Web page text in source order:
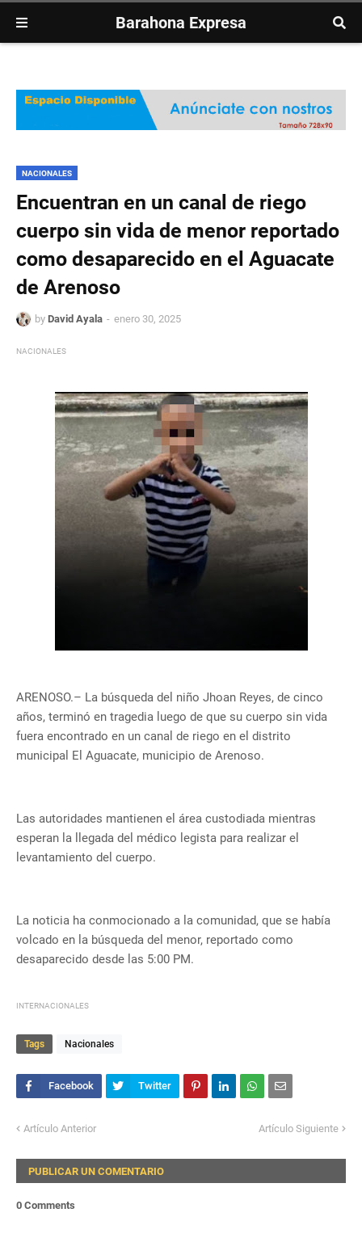
Barahona Expresa
NACIONALES
Encuentran en un canal de riego
cuerpo sin vida de menor reportado
como desaparecido en el Aguacate
de Arenoso
by David Ayala enero 30, 2025
NACIONALES
ARENOSO.– La búsqueda del niño Jhoan Reyes, de cinco
años, terminó en tragedia luego de que su cuerpo sin vida
fuera encontrado en un canal de riego en el distrito
municipal El Aguacate, municipio de Arenoso.
Las autoridades mantienen el área custodiada mientras
esperan la llegada del médico legista para realizar el
levantamiento del cuerpo.
La noticia ha conmocionado a la comunidad, que se había
volcado en la búsqueda del menor, reportado como
desaparecido desde las 5:00 PM.
INTERNACIONALES
Tags Nacionales
Artículo Anterior Artículo Siguiente
PUBLICAR UN COMENTARIO
0 Comments